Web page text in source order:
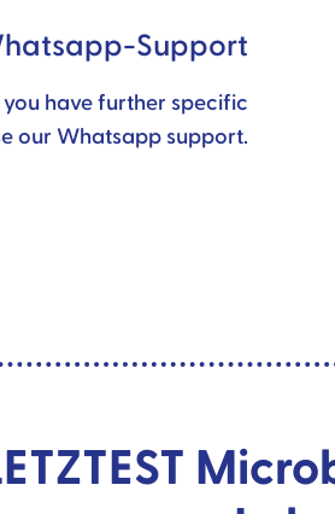
Support
have further specific
our Whatsapp support.